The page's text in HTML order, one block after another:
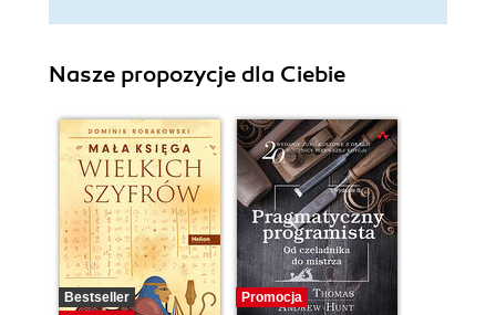
Nasze propozycje dla Ciebie
Bestseller
Promocja